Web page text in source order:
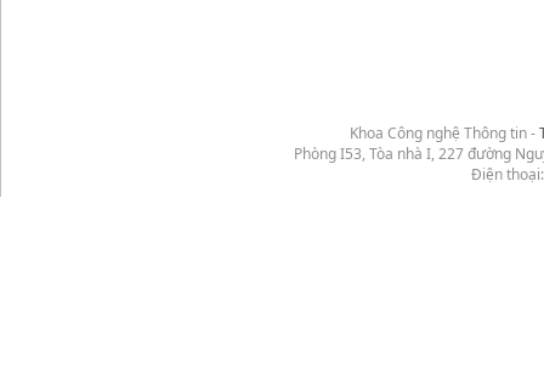
Khoa Công nghệ Thông tin -
Phòng I53, Tòa nhà I, 227 đường
Điện